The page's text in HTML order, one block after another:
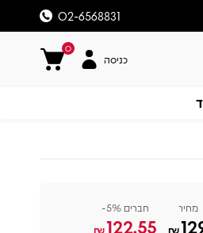
02-6568831
0
כניסה
מחיר
₪
חברים 5%-
122.55
₪